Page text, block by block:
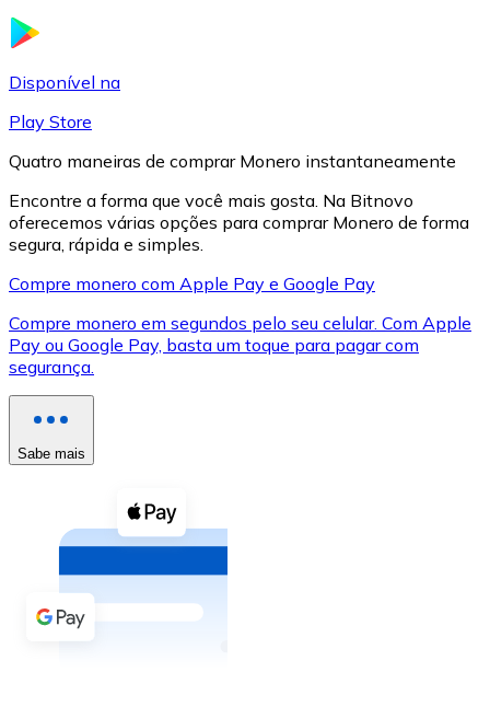
XRP
XRP
Ver tudo
Cupons cripto
Compre criptomoedas com dinheiro e outros
Comprar com dinheiro
Transferência SEPA
Disponível na
Play Store
Quatro maneiras de comprar Monero instantaneamente
Encontre a forma que você mais gosta. Na Bitnovo
oferecemos várias opções para comprar Monero de forma
segura, rápida e simples.
Compre monero com Apple Pay e Google Pay
Compre monero em segundos pelo seu celular. Com Apple
Pay ou Google Pay, basta um toque para pagar com
segurança.
Sabe mais